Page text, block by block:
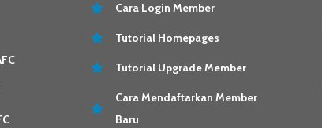
Cara Login Member
Tutorial Homepages
Tutorial Upgrade Member
Cara Mendaftarkan Member
Baru